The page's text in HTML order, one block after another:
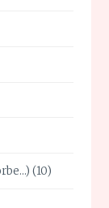
(10)